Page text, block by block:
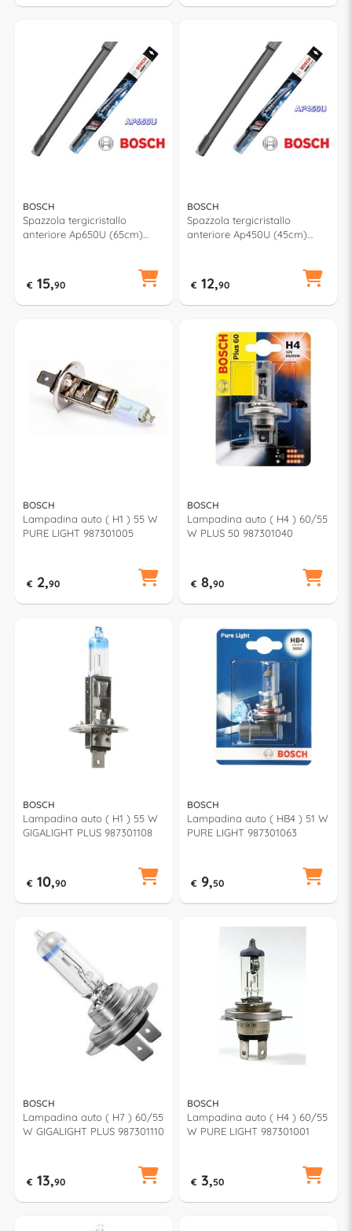
BOSCH
Spazzola tergicristallo
anteriore Ap650U (65cm)
€ 15,90
BOSCH
Spazzola tergicristallo
anteriore Ap450U (45cm)
€ 12,90
BOSCH
Lampadina auto ( H1 ) 55 W
PURE LIGHT 987301005
€ 2,90
BOSCH
Lampadina auto ( H4 ) 60/55
W PLUS 50 987301040
€ 8,90
BOSCH
Lampadina auto ( H1 ) 55 W
GIGALIGHT PLUS 987301108
€ 10,90
BOSCH
Lampadina auto ( HB4 ) 51 W
PURE LIGHT 987301063
€ 9,50
BOSCH
Lampadina auto ( H7 ) 60/55
W GIGALIGHT PLUS 987301110
€ 13,90
BOSCH
Lampadina auto ( H4 ) 60/55
W PURE LIGHT 987301001
€ 3,50